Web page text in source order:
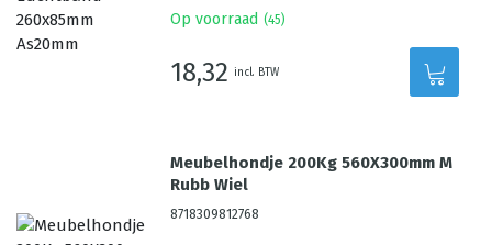
Op voorraad (45)
18,32 incl. BTW
Meubelhondje 200Kg 560X300mm M
Rubb Wiel
8718309812768